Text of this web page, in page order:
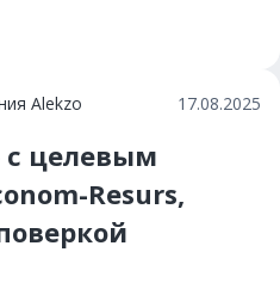
Alekzo 17.08.2025
целевым
Resurs,